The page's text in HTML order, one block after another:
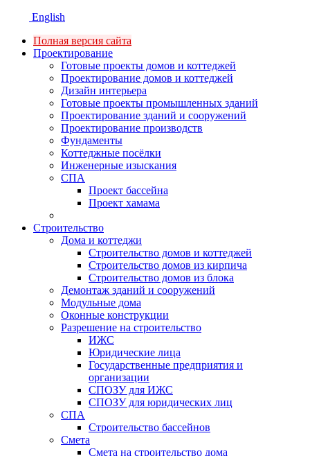
English
Полная версия сайта
Проектирование
Готовые проекты домов и коттеджей
Проектирование домов и коттеджей
Дизайн интерьера
Готовые проекты промышленных зданий
Проектирование зданий и сооружений
Проектирование производств
Фундаменты
Коттеджные посёлки
Инженерные изыскания
СПА
Проект бассейна
Проект хамама
Строительство
Дома и коттеджи
Строительство домов и коттеджей
Строительство домов из кирпича
Строительство домов из блока
Демонтаж зданий и сооружений
Модульные дома
Оконные конструкции
Разрешение на строительство
ИЖС
Юридические лица
Государственные предприятия и
организации
СПОЗУ для ИЖС
СПОЗУ для юридических лиц
СПА
Строительство бассейнов
Смета
Смета на строительство дома